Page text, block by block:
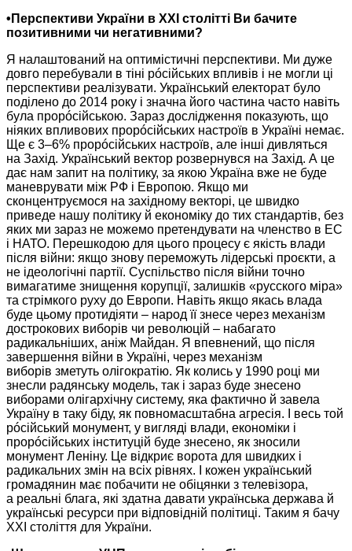
•Перспективи України в ХХІ столітті Ви бачите
позитивними чи негативними?
Я налаштований на оптимістичні перспективи. Ми дуже
довго перебували в тіні рóсійських впливів і не могли ці
перспективи реалізувати. Український електорат було
поділено до 2014 року і значна його частина часто навіть
була прорóсійською. Зараз дослідження показують, що
ніяких впливових прорóсійських настроїв в Україні немає.
Ще є 3–6% прорóсійських настроїв, але інші дивляться
на Захід. Український вектор розвернувся на Захід. А це
дає нам запит на політику, за якою Україна вже не буде
маневрувати між РФ і Европою. Якщо ми
сконцентруємося на західному векторі, це швидко
приведе нашу політику й економіку до тих стандартів, без
яких ми зараз не можемо претендувати на членство в ЕС
і НАТО. Перешкодою для цього процесу є якість влади
після війни: якщо знову переможуть лідерські проєкти, а
не ідеологічні партії. Суспільство після війни точно
вимагатиме знищення корупції, залишків «русского міра»
та стрімкого руху до Европи. Навіть якщо якась влада
буде цьому протидіяти – народ її знесе через механізм
дострокових виборів чи революцій – набагато
радикальніших, аніж Майдан. Я впевнений, що після
завершення війни в Україні, через механізм
виборів зметуть олігократію. Як колись у 1990 році ми
знесли радянську модель, так і зараз буде знесено
виборами олігархічну систему, яка фактично й завела
Україну в таку біду, як повномасштабна агресія. І весь той
рóсійський монумент, у вигляді влади, економіки і
прорóсійських інституцій буде знесенo, як зносили
монумент Леніну. Це відкриє ворота для швидких і
радикальних змін на всіх рівнях. І кожен український
громадянин має побачити не обіцянки з телевізора,
а реальні блага, які здатна давати українська держава й
українські ресурси при відповідній політиці. Таким я бачу
ХХІ століття для України.